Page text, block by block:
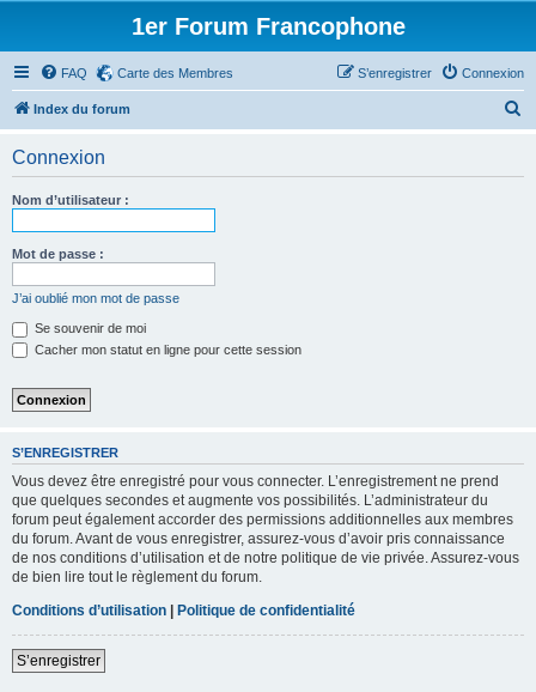
1er Forum Francophone
FAQ Carte des Membres Connexion
S’enregistrer
Index du forum
Connexion
Nom d’utilisateur :
Mot de passe :
J’ai oublié mon mot de passe
Se souvenir de moi
Cacher mon statut en ligne pour cette session
S’ENREGISTRER
Vous devez être enregistré pour vous connecter. L’enregistrement ne prend
que quelques secondes et augmente vos possibilités. L’administrateur du
forum peut également accorder des permissions additionnelles aux membres
du forum. Avant de vous enregistrer, assurez-vous d’avoir pris connaissance
de nos conditions d’utilisation et de notre politique de vie privée. Assurez-vous
de bien lire tout le règlement du forum.
Conditions d’utilisation | Politique de confidentialité
S’enregistrer